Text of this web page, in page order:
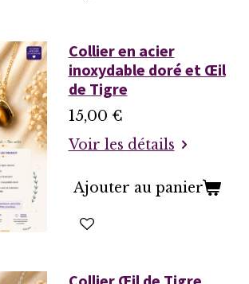
Collier en acier
inoxydable doré et Œil
de Tigre
15,00 €
Voir les détails
Ajouter au panier